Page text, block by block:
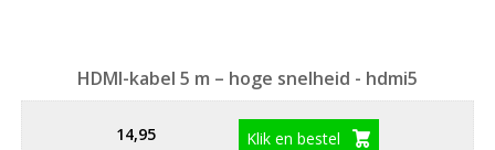
HDMI-kabel 5 m – hoge snelheid - hdmi5
14,95 Klik en bestel